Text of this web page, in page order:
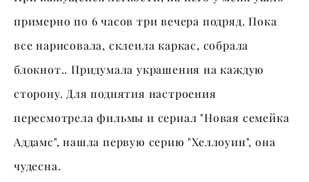
примерно по 6 часов три вечера подряд. Пока
все нарисовала, склеила каркас, собрала
блокнот.. Придумала украшения на каждую
сторону. Для поднятия настроения
пересмотрела фильмы и сериал "Новая семейка
Аддамс", нашла первую серию "Хеллоуин", она
чудесна.